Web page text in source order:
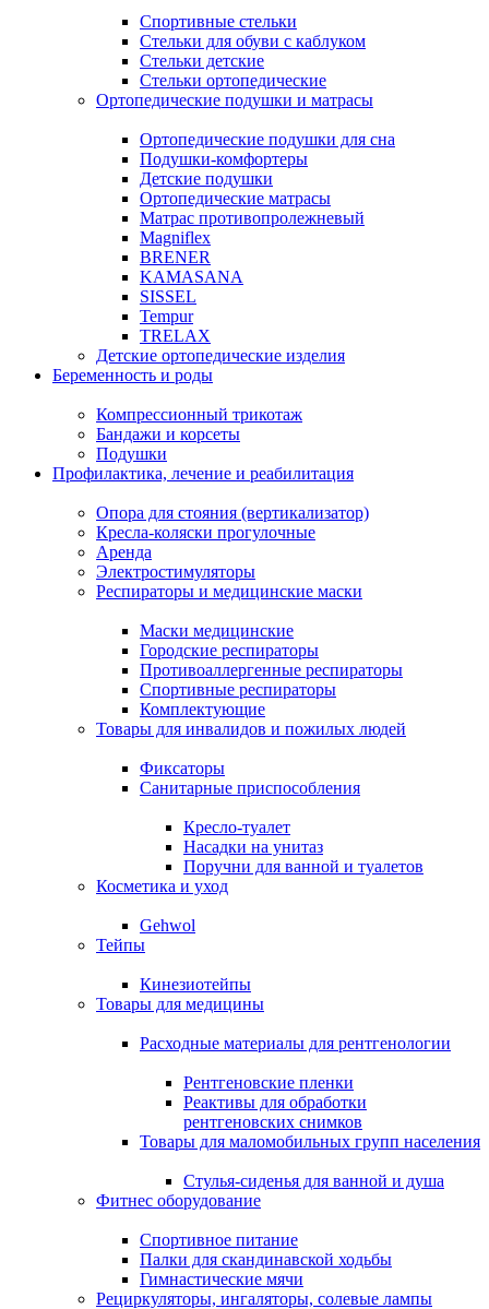
Спортивные стельки
Стельки для обуви с каблуком
Стельки детские
Стельки ортопедические
Ортопедические подушки и матрасы
Ортопедические подушки для сна
Подушки-комфортеры
Детские подушки
Ортопедические матрасы
Матрас противопролежневый
Magniflex
BRENER
KAMASANA
SISSEL
Tempur
TRELAX
Детские ортопедические изделия
Беременность и роды
Компрессионный трикотаж
Бандажи и корсеты
Подушки
Профилактика, лечение и реабилитация
Опора для стояния (вертикализатор)
Кресла-коляски прогулочные
Аренда
Электростимуляторы
Респираторы и медицинские маски
Маски медицинские
Городские респираторы
Противоаллергенные респираторы
Спортивные респираторы
Комплектующие
Товары для инвалидов и пожилых людей
Фиксаторы
Санитарные приспособления
Кресло-туалет
Насадки на унитаз
Поручни для ванной и туалетов
Косметика и уход
Gehwol
Тейпы
Кинезиотейпы
Товары для медицины
Расходные материалы для рентгенологии
Рентгеновские пленки
Реактивы для обработки
рентгеновских снимков
Товары для маломобильных групп населения
Стулья-сиденья для ванной и душа
Фитнес оборудование
Спортивное питание
Палки для скандинавской ходьбы
Гимнастические мячи
Рециркуляторы, ингаляторы, солевые лампы